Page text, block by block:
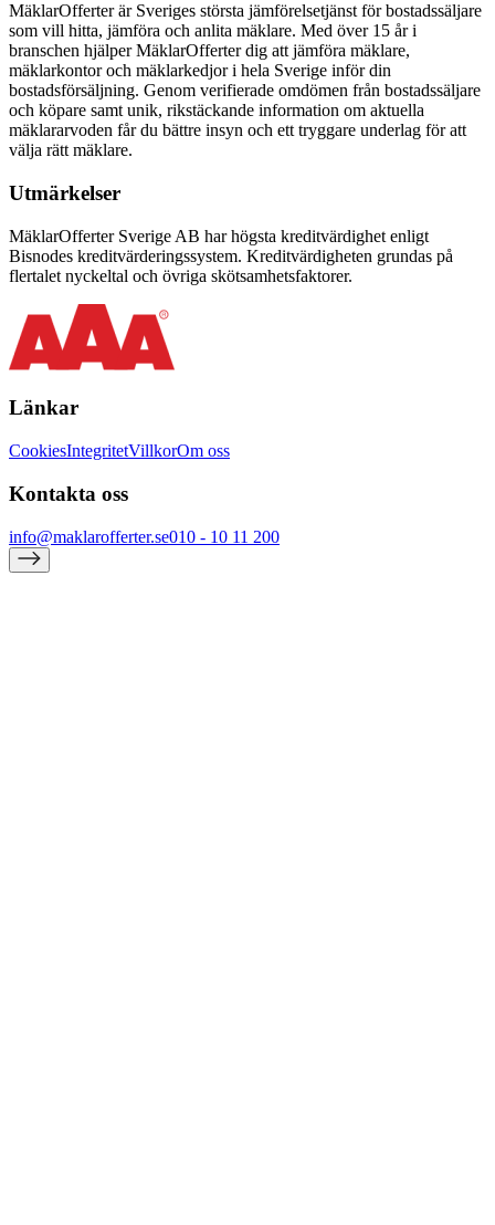
MäklarOfferter är Sveriges största jämförelsetjänst för bostadssäljare
som vill hitta, jämföra och anlita mäklare. Med över 15 år i
branschen hjälper MäklarOfferter dig att jämföra mäklare,
mäklarkontor och mäklarkedjor i hela Sverige inför din
bostadsförsäljning. Genom verifierade omdömen från bostadssäljare
och köpare samt unik, rikstäckande information om aktuella
mäklararvoden får du bättre insyn och ett tryggare underlag för att
välja rätt mäklare.
Utmärkelser
MäklarOfferter Sverige AB har högsta kreditvärdighet enligt
Bisnodes kreditvärderingssystem. Kreditvärdigheten grundas på
flertalet nyckeltal och övriga skötsamhetsfaktorer.
Länkar
CookiesIntegritetVillkorOm oss
Kontakta oss
info@maklarofferter.se010 - 10 11 200